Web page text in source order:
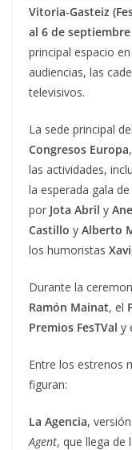
Vitoria‑Gasteiz
al 6 de
principal espacio
audiencias, las
televisivos.
La sede principal
Congresos Europa
las actividades,
la esperada gala
por Jota Abril y
Castillo y Alberto
los humoristas
Durante la
Ramón Mainat, el
Premios FesTVal y
Entre los estrenos
figuran:
La Agencia,
Agent, que llega de